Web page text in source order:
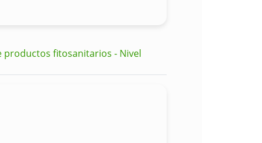
productos fitosanitarios - Nivel